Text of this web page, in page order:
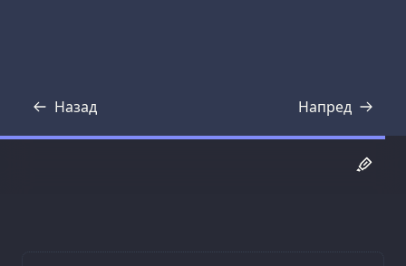
Назад
Препис Напред
Препис